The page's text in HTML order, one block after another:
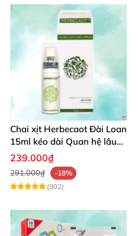
Chai xịt Herbecaot Đài Loan
15ml kéo dài Quan hệ lâu
hiệu quả nhanh
239.000₫
291.000₫
-18%
(902)